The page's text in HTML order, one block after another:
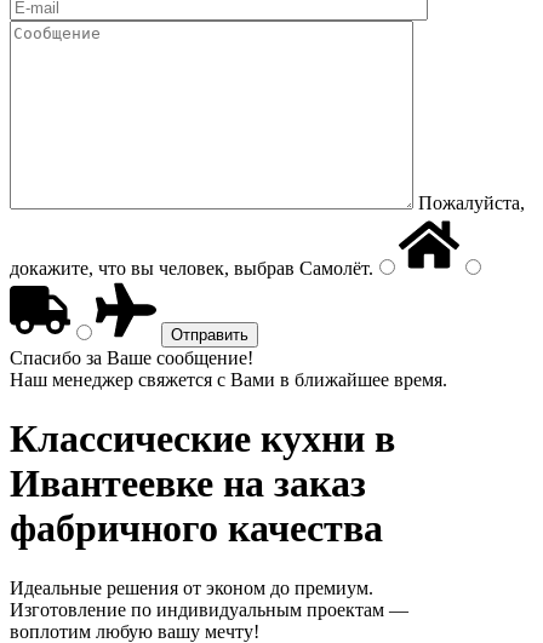
Пожалуйста,
докажите, что вы человек, выбрав Самолёт.
Спасибо за Ваше сообщение!
Наш менеджер свяжется с Вами в ближайшее время.
Классические кухни в
Ивантеевке на заказ
фабричного качества
Идеальные решения от эконом до премиум.
Изготовление по индивидуальным проектам —
воплотим любую вашу мечту!